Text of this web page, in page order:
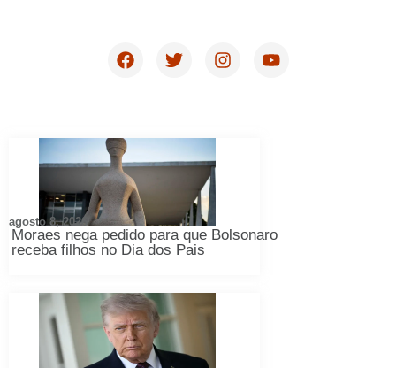
Moraes nega pedido para que Bolsonaro
receba filhos no Dia dos Pais
agosto 8, 2026